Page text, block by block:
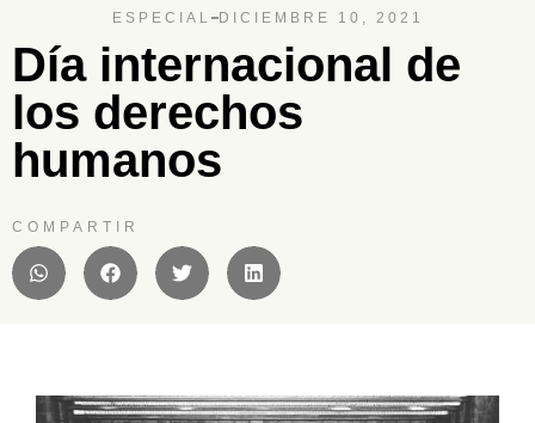
ESPECIAL DICIEMBRE 10, 2021
Día internacional de
los derechos
humanos
COMPARTIR